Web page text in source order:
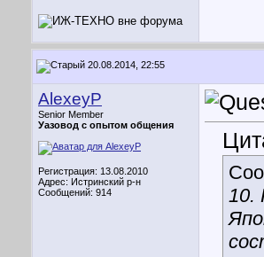
20.08.2014, 22:55
AlexeyP
Senior Member
Уазовод с опытом общения
Регистрация: 13.08.2010
Адрес: Истринский р-н
Сообщений: 914
10.